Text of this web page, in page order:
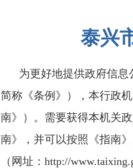
泰兴
为更好地提供政府信
简称《条例》），本行政
南》）。需要获得本机关
南》，并可以按照《指南
（网址：http://